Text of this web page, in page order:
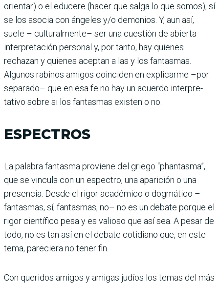
orientar) o el educere (hacer que salga lo que somos), sí
se los asocia con ángeles y/o demonios. Y, aun así,
suele – culturalmente– ser una cues­tión de abierta
interpretación personal y, por tanto, hay quienes
rechazan y quienes aceptan a las y los fantas­mas.
Algunos rabinos ami­gos coinciden en explicarme –por
separado– que en esa fe no hay un acuerdo interpre­
tativo sobre si los fantasmas existen o no.
ESPECTROS
La palabra fantasma pro­viene del griego “phan­tasma”,
que se vincula con un espectro, una aparición o una
presencia. Desde el rigor académico o dogmático –
fantasmas, sí; fantasmas, no– no es un debate porque el
rigor científico pesa y es valioso que así sea. A pesar de
todo, no es tan así en el debate cotidiano que, en este
tema, pareciera no tener fin.
Con queridos amigos y ami­gas judíos los temas del más